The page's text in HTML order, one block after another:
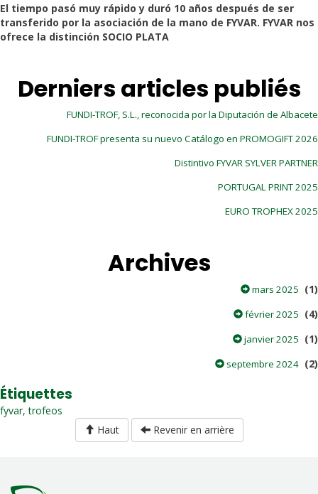
El tiempo pasó muy rápido y duró 10 años después de ser
transferido por la asociación de la mano de FYVAR. FYVAR nos
ofrece la distinción SOCIO PLATA
Derniers articles publiés
FUNDI-TROF, S.L., reconocida por la Diputación de Albacete
FUNDI-TROF presenta su nuevo Catálogo en PROMOGIFT 2026
Distintivo FYVAR SYLVER PARTNER
PORTUGAL PRINT 2025
EURO TROPHEX 2025
Archives
mars 2025 (1)
février 2025 (4)
janvier 2025 (1)
septembre 2024 (2)
Étiquettes
fyvar,trofeos
Haut
Revenir en arrière